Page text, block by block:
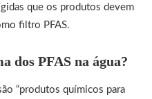
que os produtos devem
filtro PFAS.
dos PFAS na água?
“produtos químicos para